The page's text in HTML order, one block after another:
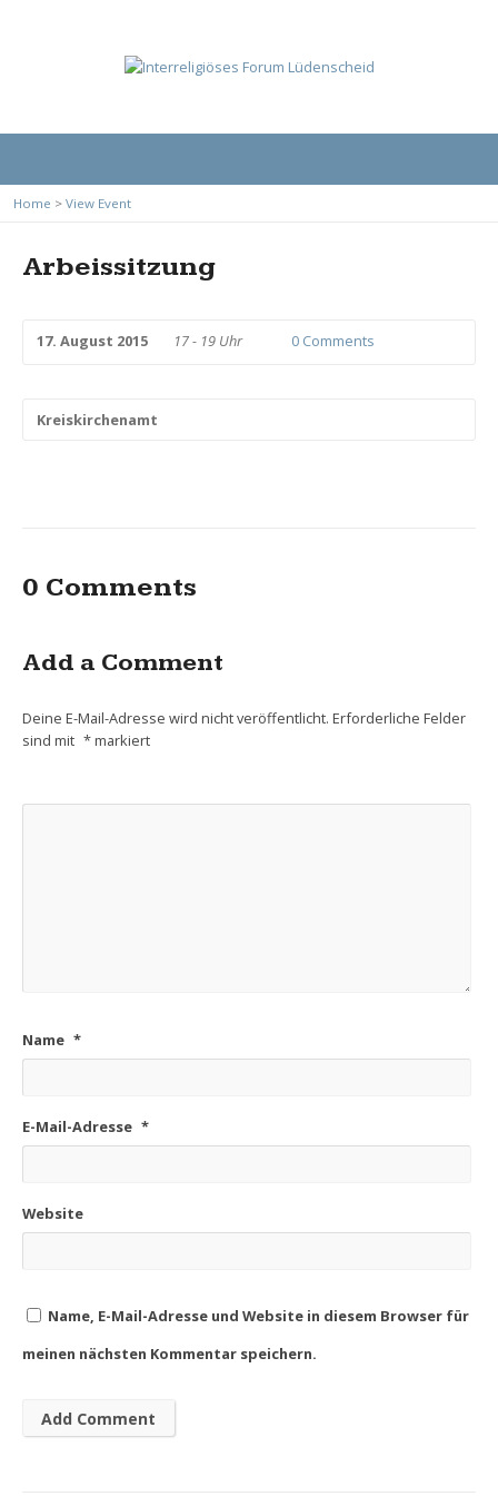
Home > View Event
Arbeissitzung
17. August 2015 17 - 19 Uhr 0 Comments
Kreiskirchenamt
0 Comments
Add a Comment
Deine E-Mail-Adresse wird nicht veröffentlicht. Erforderliche Felder
sind mit *markiert
Name *
E-Mail-Adresse *
Website
Name, E-Mail-Adresse und Website in diesem Browser für
meinen nächsten Kommentar speichern.